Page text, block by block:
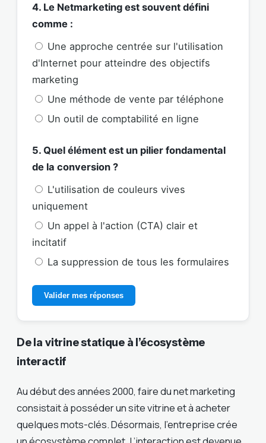
4. Le Netmarketing est souvent défini
comme :
Une approche centrée sur l'utilisation
d'Internet pour atteindre des objectifs
marketing
Une méthode de vente par téléphone
Un outil de comptabilité en ligne
5. Quel élément est un pilier fondamental
de la conversion ?
L'utilisation de couleurs vives
uniquement
Un appel à l'action (CTA) clair et
incitatif
La suppression de tous les formulaires
Valider mes réponses
De la vitrine statique à l’écosystème
interactif
Au début des années 2000, faire du net marketing
consistait à posséder un site vitrine et à acheter
quelques mots-clés. Désormais, l’entreprise crée